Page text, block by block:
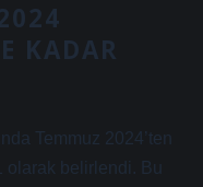
KADAR
Temmuz 2024’ten
olarak belirlendi. Bu